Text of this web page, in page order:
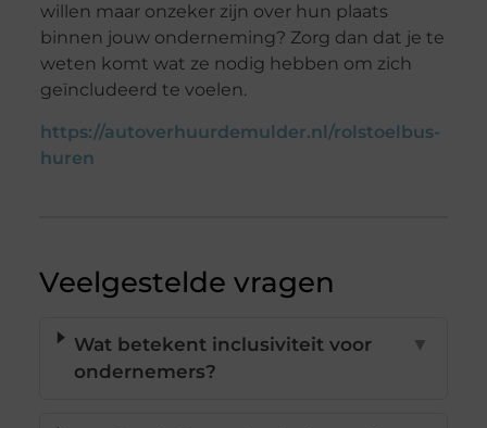
willen maar onzeker zijn over hun plaats
binnen jouw onderneming? Zorg dan dat je te
weten komt wat ze nodig hebben om zich
geïncludeerd te voelen.
https://autoverhuurdemulder.nl/rolstoelbus-
huren
Veelgestelde vragen
Wat betekent inclusiviteit voor
ondernemers?
▼